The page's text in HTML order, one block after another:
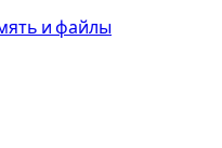
и файлы